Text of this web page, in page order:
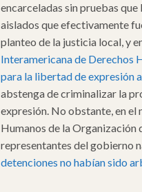
encarceladas sin pruebas
aislados que efectivamente
planteo de la justicia local, y
Interamericana de Derechos
para la libertad de expresión
abstenga de criminalizar la
expresión. No obstante, en el
Humanos de la Organización
representantes del gobierno
detenciones no habían sido